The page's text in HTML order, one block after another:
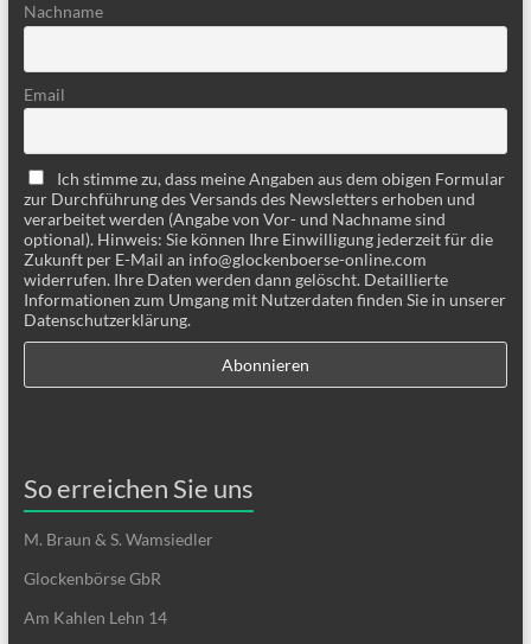
Nachname
Email
Ich stimme zu, dass meine Angaben aus dem obigen Formular
zur Durchführung des Versands des Newsletters erhoben und
verarbeitet werden (Angabe von Vor- und Nachname sind
optional). Hinweis: Sie können Ihre Einwilligung jederzeit für die
Zukunft per E-Mail an info@glockenboerse-online.com
widerrufen. Ihre Daten werden dann gelöscht. Detaillierte
Informationen zum Umgang mit Nutzerdaten finden Sie in unserer
Datenschutzerklärung.
So erreichen Sie uns
M. Braun & S. Wamsiedler
Glockenbörse GbR
Am Kahlen Lehn 14